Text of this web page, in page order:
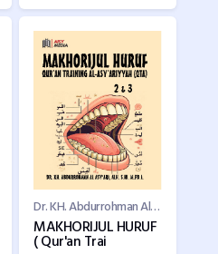
Dr. KH. Abdurrohman Al-Asy'ari, S.Hi., M.Pd.i.
MAKHORIJUL HURUF
( Qur'an Trai